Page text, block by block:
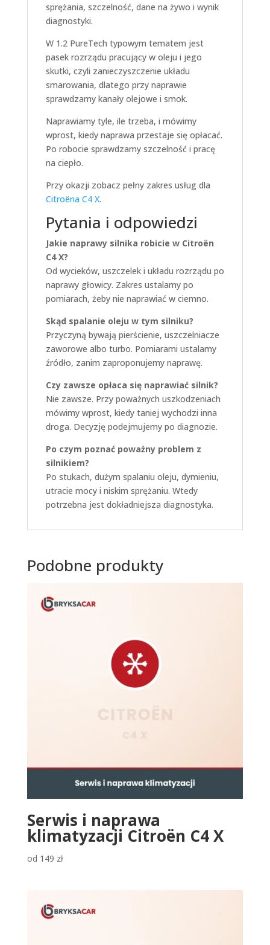
sprężania, szczelność, dane na żywo i wynik
diagnostyki.
W 1.2 PureTech typowym tematem jest
pasek rozrządu pracujący w oleju i jego
skutki, czyli zanieczyszczenie układu
smarowania, dlatego przy naprawie
sprawdzamy kanały olejowe i smok.
Naprawiamy tyle, ile trzeba, i mówimy
wprost, kiedy naprawa przestaje się opłacać.
Po robocie sprawdzamy szczelność i pracę
na ciepło.
Przy okazji zobacz pełny zakres usług dla
Citroëna C4 X.
Pytania i odpowiedzi
Jakie naprawy silnika robicie w Citroën
C4 X?
Od wycieków, uszczelek i układu rozrządu po
naprawy głowicy. Zakres ustalamy po
pomiarach, żeby nie naprawiać w ciemno.
Skąd spalanie oleju w tym silniku?
Przyczyną bywają pierścienie, uszczelniacze
zaworowe albo turbo. Pomiarami ustalamy
źródło, zanim zaproponujemy naprawę.
Czy zawsze opłaca się naprawiać silnik?
Nie zawsze. Przy poważnych uszkodzeniach
mówimy wprost, kiedy taniej wychodzi inna
droga. Decyzję podejmujemy po diagnozie.
Po czym poznać poważny problem z
silnikiem?
Po stukach, dużym spalaniu oleju, dymieniu,
utracie mocy i niskim sprężaniu. Wtedy
potrzebna jest dokładniejsza diagnostyka.
Podobne produkty
Serwis i naprawa
klimatyzacji Citroën C4 X
od 149 zł